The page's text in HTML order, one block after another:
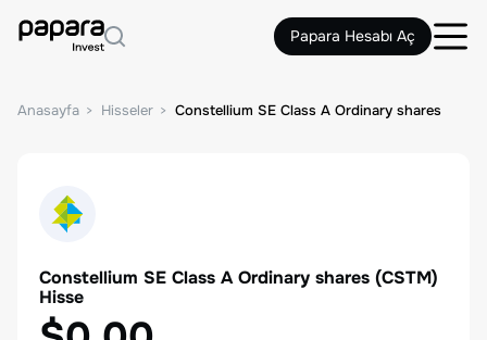
Papara Hesabı Aç
Anasayfa Hisseler Constellium SE Class A Ordinary shares
Constellium SE Class A Ordinary shares (CSTM)
Hisse